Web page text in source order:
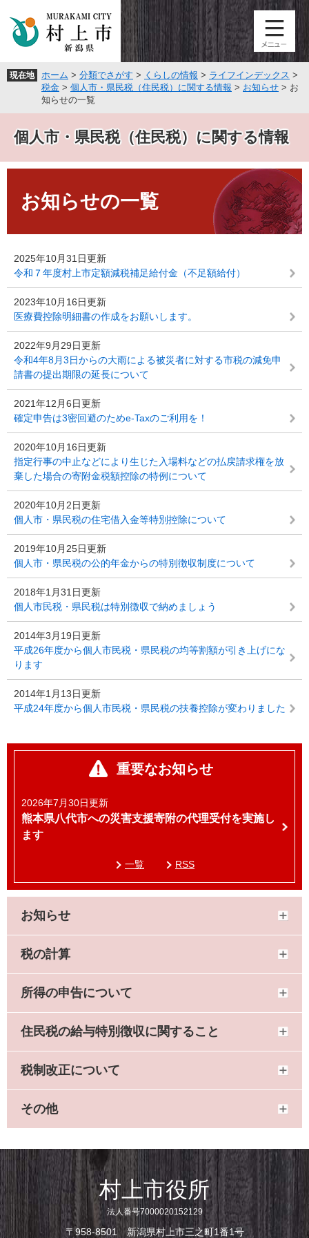
頭
飛
へ
現在地 ホーム > 分類でさがす > くらしの情報 > ライフインデックス >
税金 > 個人市・県民税（住民税）に関する情報 > お知らせ > お
知らせの一覧
個人市・県民税（住民税）に関する情報
お知らせの一覧
2025年10月31日更新
令和７年度村上市定額減税補足給付金（不足額給付）
2023年10月16日更新
医療費控除明細書の作成をお願いします。
2022年9月29日更新
令和4年8月3日からの大雨による被災者に対する市税の減免申
請書の提出期限の延長について
2021年12月6日更新
確定申告は3密回避のためe-Taxのご利用を！
2020年10月16日更新
指定行事の中止などにより生じた入場料などの払戻請求権を放
棄した場合の寄附金税額控除の特例について
2020年10月2日更新
個人市・県民税の住宅借入金等特別控除について
2019年10月25日更新
個人市・県民税の公的年金からの特別徴収制度について
2018年1月31日更新
個人市民税・県民税は特別徴収で納めましょう
2014年3月19日更新
平成26年度から個人市民税・県民税の均等割額が引き上げにな
ります
2014年1月13日更新
平成24年度から個人市民税・県民税の扶養控除が変わりました
重要なお知らせ
2026年7月30日更新
熊本県八代市への災害支援寄附の代理受付を実施し
ます
一覧 RSS
お知らせ
税の計算
所得の申告について
住民税の給与特別徴収に関すること
税制改正について
その他
村上市役所
法人番号7000020152129
〒958-8501 新潟県村上市三之町1番1号